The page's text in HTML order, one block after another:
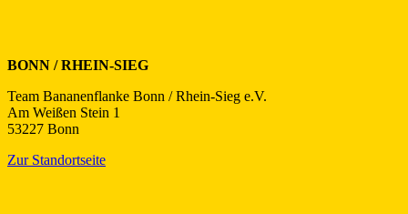
BONN / RHEIN-SIEG
Team Bananenflanke Bonn / Rhein-Sieg e.V.
Am Weißen Stein 1
53227 Bonn
Zur Standortseite